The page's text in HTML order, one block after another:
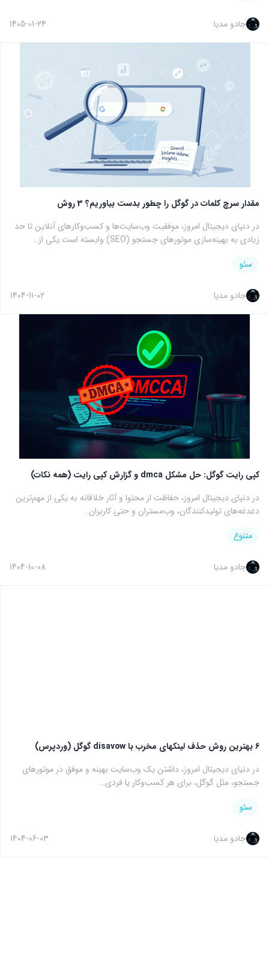
جادو مدیا 1405-01-24
مقدار سرچ کلمات در گوگل را چطور بدست بیاوریم؟ 3 روش
در دنیای دیجیتال امروز، موفقیت وب‌سایت‌ها و کسب‌وکارهای آنلاین تا حد
زیادی به بهینه‌سازی موتورهای جستجو (SEO) وابسته است.یکی از…
سئو
جادو مدیا 1404-11-02
کپی رایت گوگل: حل مشکل dmca و گزارش کپی رایت (همه نکات)
در دنیای دیجیتال امروز، حفاظت از محتوا و آثار خلاقانه به یکی از مهم‌ترین
دغدغه‌های تولیدکنندگان، وب‌مستران و حتی کاربران…
متنوع
جادو مدیا 1404-10-08
6 بهترین روش حذف لینکهای مخرب با disavow گوگل (وردپرس)
در دنیای دیجیتال امروز، داشتن یک وب‌سایت بهینه و موفق در موتورهای
جستجو، مثل گوگل، برای هر کسب‌وکار یا فردی…
سئو
جادو مدیا 1404-06-03